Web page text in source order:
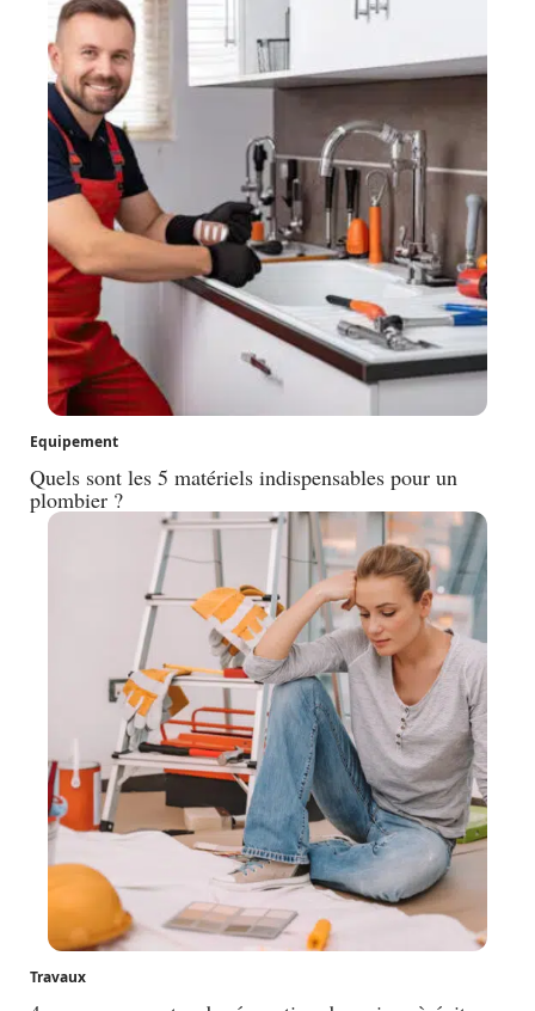
Equipement
Quels sont les 5 matériels indispensables pour un
plombier ?
Travaux